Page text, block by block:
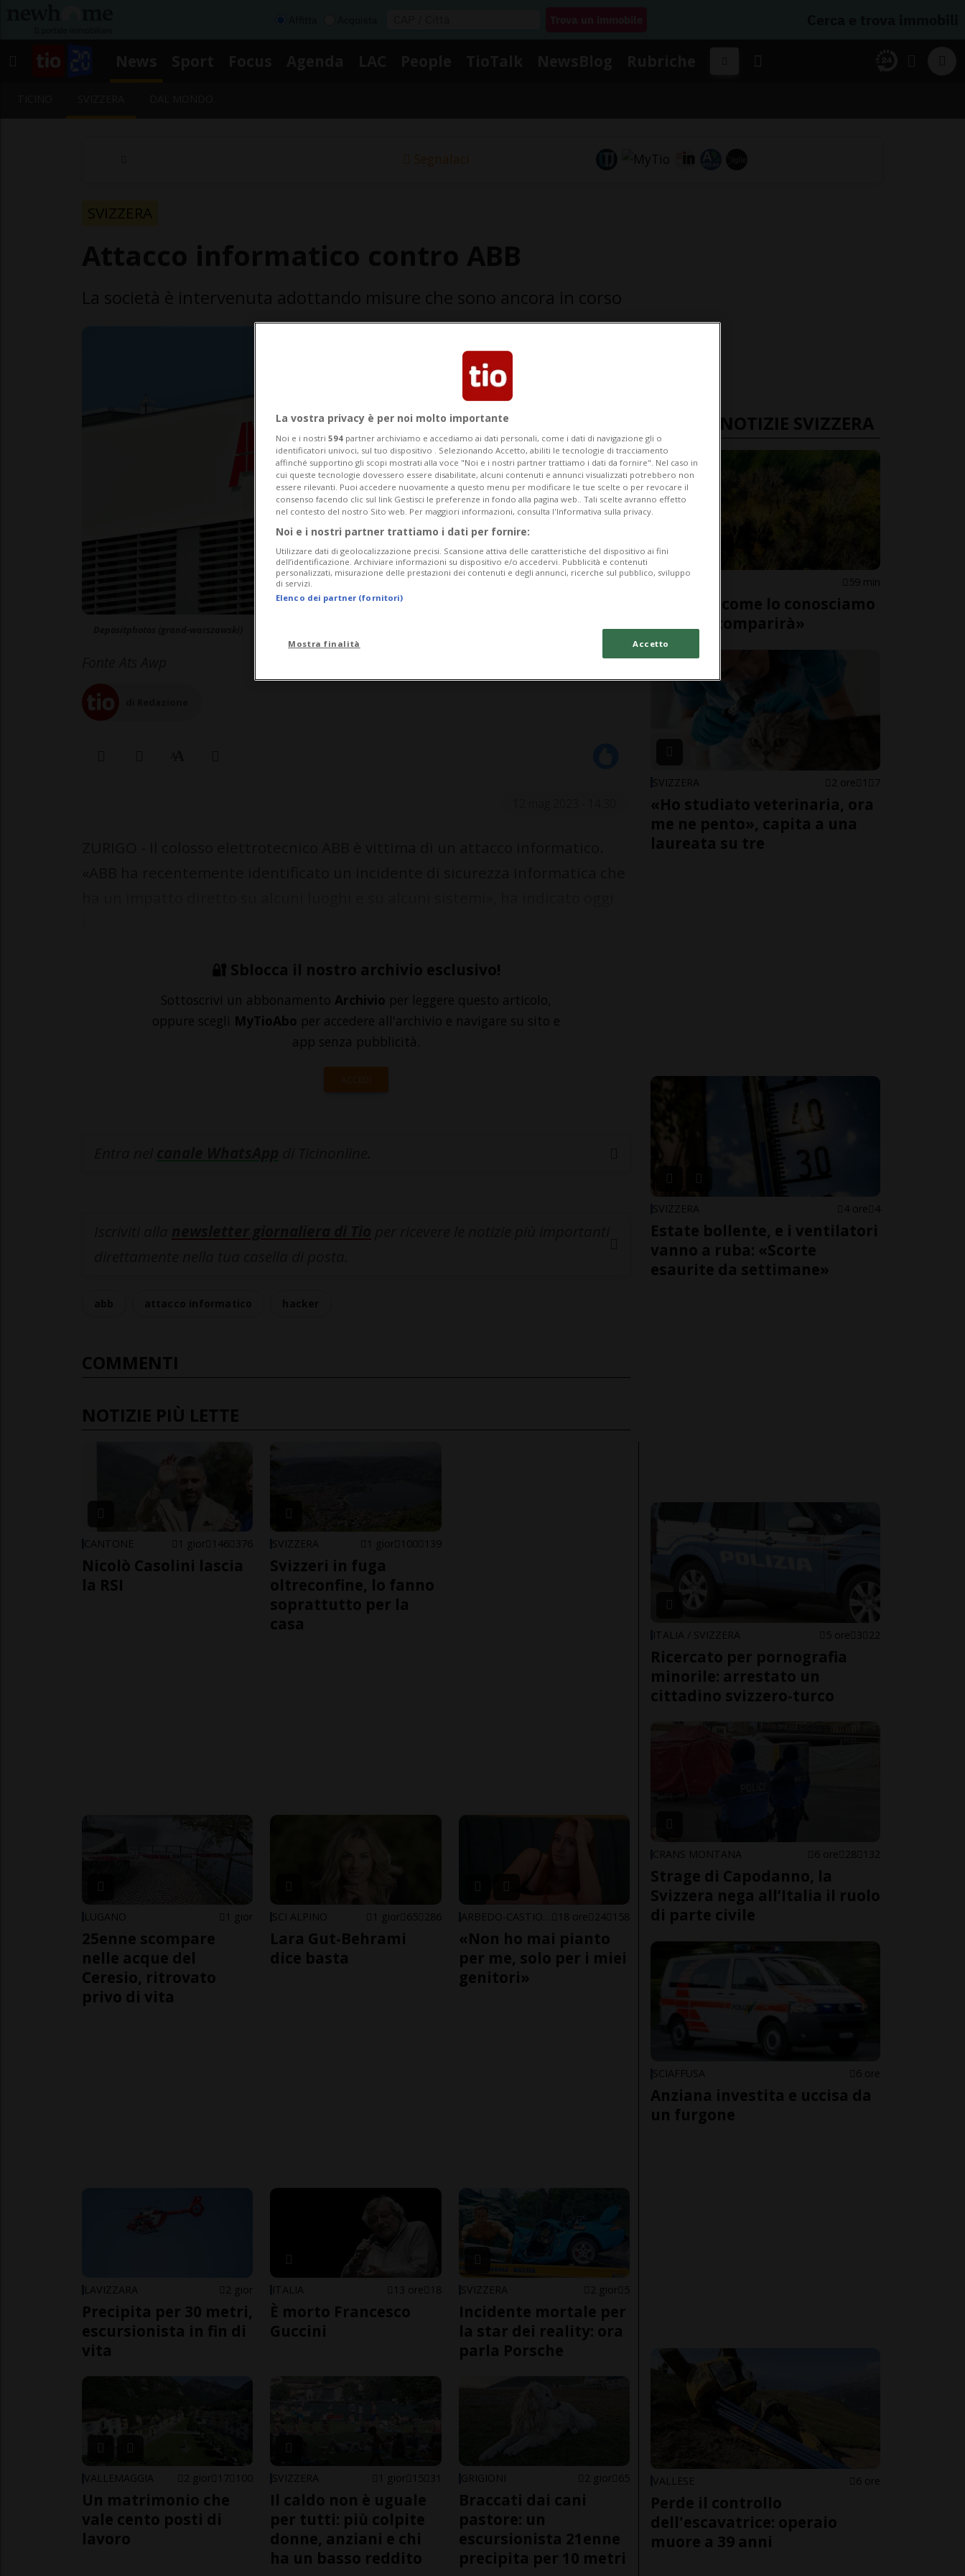
Segnalaci
SVIZZERA
🔐 Sblocca il nostro archivio esclusivo!
Sottoscrivi un abbonamento Archivio per leggere questo articolo,
oppure scegli MyTioAbo per accedere all'archivio e navigare su sito e
app senza pubblicità.
ACCEDI
COMMENTI
NOTIZIE PIÙ LETTE
CANTONE 1 gior 146 376
Nicolò Casolini lascia
la RSI
SVIZZERA 1 gior 100 139
Svizzeri in fuga
oltreconfine, lo fanno
soprattutto per la
casa
LUGANO 1 gior
25enne scompare
nelle acque del
Ceresio, ritrovato
privo di vita
SCI ALPINO 1 gior 65 286
Lara Gut-Behrami
dice basta
18 ore 24 158
«Non ho mai pianto
per me, solo per i miei
genitori»
LAVIZZARA 2 gior
Precipita per 30 metri,
escursionista in fin di
vita
ITALIA 13 ore 18
È morto Francesco
Guccini
SVIZZERA 2 gior 5
Incidente mortale per
la star dei reality: ora
parla Porsche
VALLEMAGGIA 2 gior 17 100
Un matrimonio che
vale cento posti di
lavoro
SVIZZERA 1 gior 15 31
Il caldo non è uguale
per tutti: più colpite
donne, anziani e chi
ha un basso reddito
GRIGIONI 2 gior 65
Braccati dai cani
pastore: un
escursionista 21enne
precipita per 10 metri
ULTIME NOTIZIE SVIZZERA
SVIZZERA 59 min
«Il bosco come lo conosciamo
adesso scomparirà»
SVIZZERA 2 ore 1 7
«Ho studiato veterinaria, ora
me ne pento», capita a una
laureata su tre
SVIZZERA 4 ore 4
Estate bollente, e i ventilatori
vanno a ruba: «Scorte
esaurite da settimane»
ITALIA / SVIZZERA 5 ore 3 22
Ricercato per pornografia
minorile: arrestato un
cittadino svizzero-turco
CRANS MONTANA 6 ore 28 132
Strage di Capodanno, la
Svizzera nega all’Italia il ruolo
di parte civile
SCIAFFUSA 6 ore
Anziana investita e uccisa da
un furgone
VALLESE 6 ore
Perde il controllo
dell'escavatrice: operaio
muore a 39 anni
La vostra privacy è per noi molto importante
Noi e i nostri 594 partner archiviamo e accediamo ai dati personali, come i dati di navigazione gli o
identificatori univoci, sul tuo dispositivo . Selezionando Accetto, abiliti le tecnologie di tracciamento
affinché supportino gli scopi mostrati alla voce "Noi e i nostri partner trattiamo i dati da fornire". Nel caso in
cui queste tecnologie dovessero essere disabilitate, alcuni contenuti e annunci visualizzati potrebbero non
essere rilevanti. Puoi accedere nuovamente a questo menu per modificare le tue scelte o per revocare il
consenso facendo clic sul link Gestisci le preferenze in fondo alla pagina web.. Tali scelte avranno effetto
nel contesto del nostro Sito web. Per maggiori informazioni, consulta l'Informativa sulla privacy.
Noi e i nostri partner trattiamo i dati per fornire:
Utilizzare dati di geolocalizzazione precisi. Scansione attiva delle caratteristiche del dispositivo ai fini
dell’identificazione. Archiviare informazioni su dispositivo e/o accedervi. Pubblicità e contenuti
personalizzati, misurazione delle prestazioni dei contenuti e degli annunci, ricerche sul pubblico, sviluppo
di servizi.
Elenco dei partner (fornitori)
Mostra finalità Accetto